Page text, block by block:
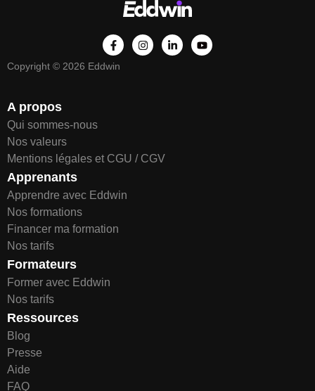
Copyright © 2026 Eddwin
A propos
Qui sommes-nous
Nos valeurs
Mentions légales et CGU / CGV
Apprenants
Apprendre avec Eddwin
Nos formations
Financer ma formation
Nos tarifs
Formateurs
Former avec Eddwin
Nos tarifs
Ressources
Blog
Presse
Aide
FAQ